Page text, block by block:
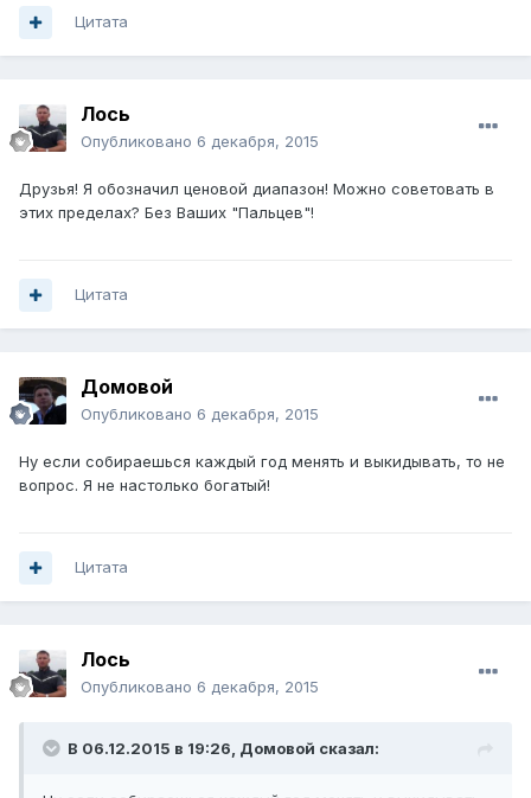
Цитата
Лось
Опубликовано 6 декабря, 2015
Друзья! Я обозначил ценовой диапазон! Можно советовать в
этих пределах? Без Ваших "Пальцев"!
Цитата
Домовой
Опубликовано 6 декабря, 2015
Ну если собираешься каждый год менять и выкидывать, то не
вопрос. Я не настолько богатый!
Цитата
Лось
Опубликовано 6 декабря, 2015
В 06.12.2015 в 19:26, Домовой сказал: